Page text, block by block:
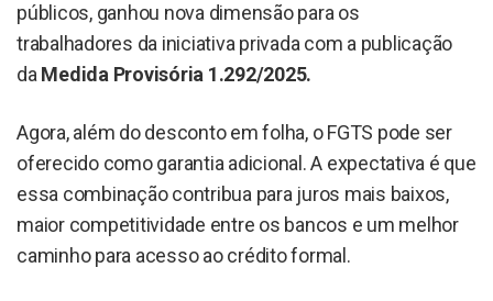
públicos, ganhou nova dimensão para os
trabalhadores da iniciativa privada com a publicação
da Medida Provisória 1.292/2025.
Agora, além do desconto em folha, o FGTS pode ser
oferecido como garantia adicional. A expectativa é que
essa combinação contribua para juros mais baixos,
maior competitividade entre os bancos e um melhor
caminho para acesso ao crédito formal.